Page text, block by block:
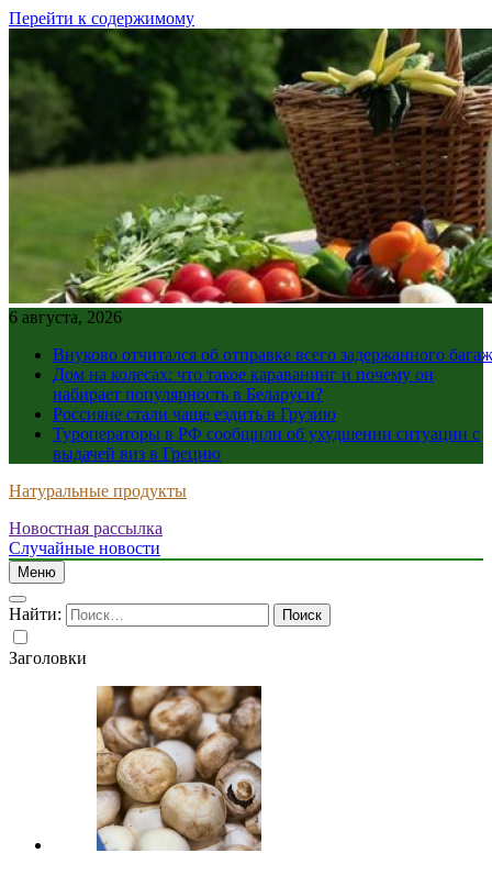
Перейти к содержимому
6 августа, 2026
Внуково отчитался об отправке всего задержанного
Дом на колесах: что такое караванинг и почему он
набирает популярность в Беларуси?
Россияне стали чаще ездить в Грузию
Туроператоры в РФ сообщили об ухудшении ситуации с
выдачей виз в Грецию
Натуральные продукты
Новостная рассылка
Случайные новости
Меню
Найти:
Заголовки